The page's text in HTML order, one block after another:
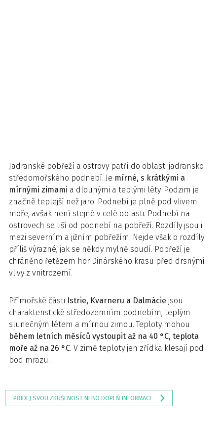
Jadranské pobřeží a ostrovy patří do oblasti jadransko-
středomořského podnebí. Je mírné, s krátkými a
mírnými zimami a dlouhými a teplými léty. Podzim je
značně teplejší než jaro. Podnebí je plně pod vlivem
moře, avšak není stejné v celé oblasti. Podnebí na
ostrovech se liší od podnebí na pobřeží. Rozdíly jsou i
mezi severním a jižním pobřežím. Nejde však o rozdíly
příliš výrazné, jak se někdy mylně soudí. Pobřeží je
chráněno řetězem hor Dinárského krasu před drsnými
vlivy z vnitrozemí.
Přímořské části Istrie, Kvarneru a Dalmácie jsou
charakteristické středozemním podnebím, teplým
slunečným létem a mírnou zimou. Teploty mohou
během letních měsíců vystoupit až na 40 °C, teplota
moře až na 26 °C. V zimě teploty jen zřídka klesají pod
bod mrazu.
PŘIDEJ SVOU ZKUŠENOST NEBO DOPLŇ INFORMACE